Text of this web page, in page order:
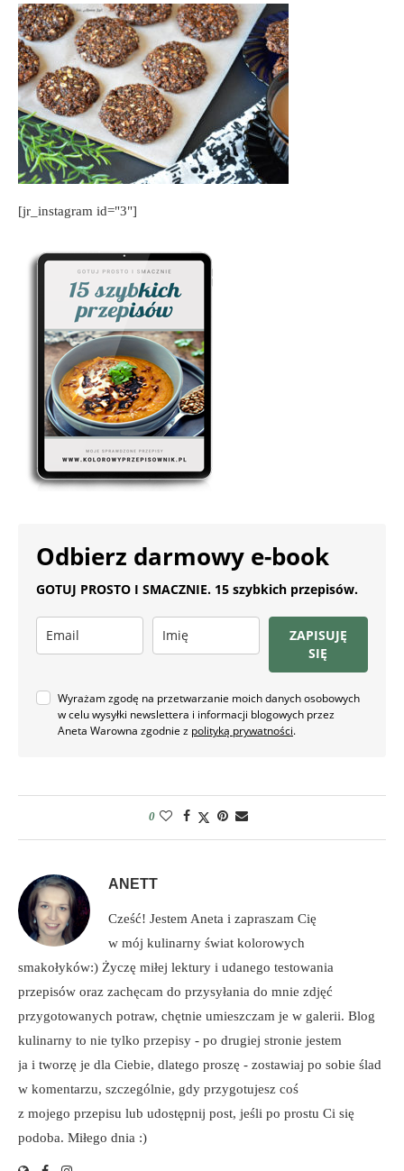
[jr_instagram id="3"]
Odbierz darmowy e-book
GOTUJ PROSTO I SMACZNIE. 15 szybkich przepisów.
ZAPISUJĘ
SIĘ
Wyrażam zgodę na przetwarzanie moich danych osobowych
w celu wysyłki newslettera i informacji blogowych przez
Aneta Warowna zgodnie z polityką prywatności.
0
ANETT
Cześć! Jestem Aneta i zapraszam Cię
w mój kulinarny świat kolorowych
smakołyków:) Życzę miłej lektury i udanego testowania
przepisów oraz zachęcam do przysyłania do mnie zdjęć
przygotowanych potraw, chętnie umieszczam je w galerii. Blog
kulinarny to nie tylko przepisy - po drugiej stronie jestem
ja i tworzę je dla Ciebie, dlatego proszę - zostawiaj po sobie ślad
w komentarzu, szczególnie, gdy przygotujesz coś
z mojego przepisu lub udostępnij post, jeśli po prostu Ci się
podoba. Miłego dnia :)